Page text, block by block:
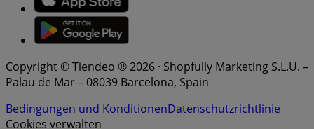
Copyright © Tiendeo ® 2026 · Shopfully Marketing S.L.U. –
Palau de Mar – 08039 Barcelona, Spain
Bedingungen und KonditionenDatenschutzrichtlinie
Cookies verwalten